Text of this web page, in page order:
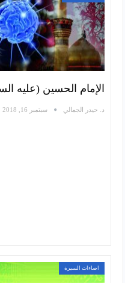
الإمام الحسين (عليه
د. حيدر الجمالي سبتمبر 16, 2018
اضاءات السيرة